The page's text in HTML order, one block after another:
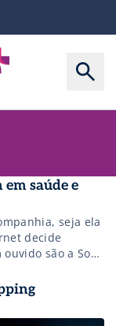
saúde e
seja ela
decide
são a Sony